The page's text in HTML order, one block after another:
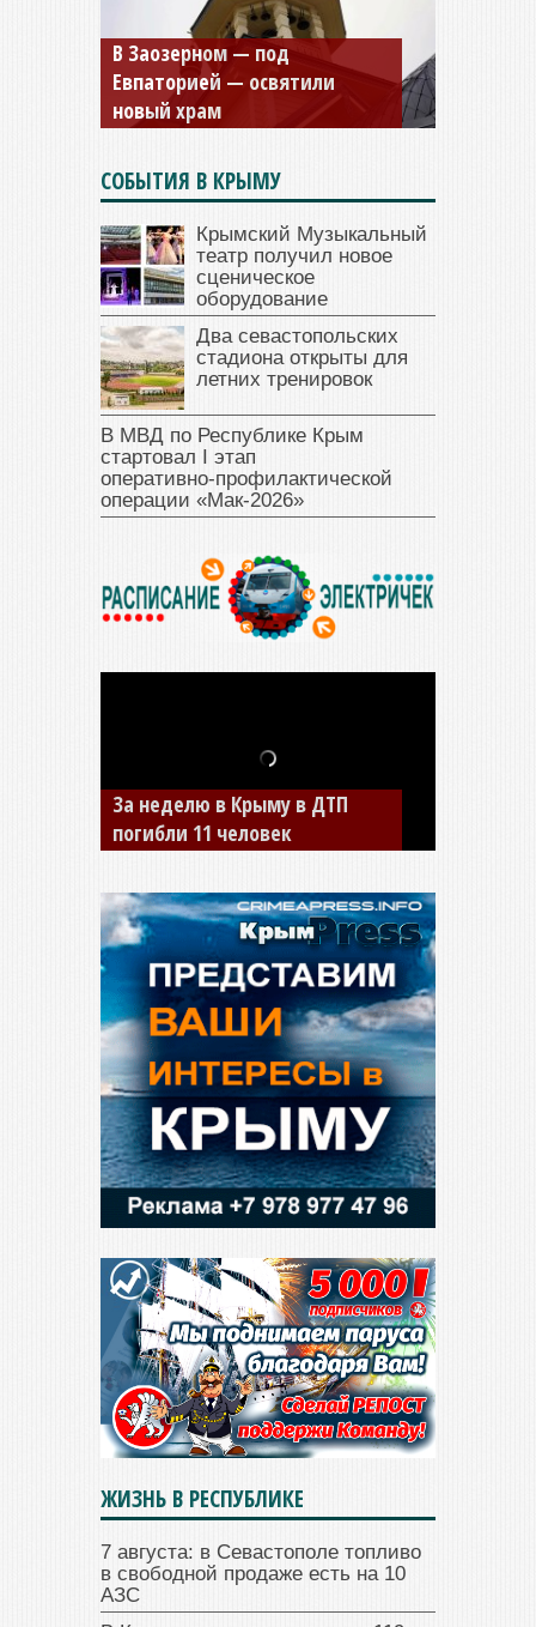
Мужской монастырь Косьмы
и Дамиана в Крыму вновь
открыт для посещения
СОБЫТИЯ В КРЫМУ
Крымский Музыкальный
театр получил новое
сценическое
оборудование
Два севастопольских
стадиона открыты для
летних тренировок
В МВД по Республике Крым
стартовал I этап
оперативно‑профилактической
операции «Мак‑2026»
В Джанкое водитель ВАЗа
сбил двух детей на «зебре»
ЖИЗНЬ В РЕСПУБЛИКЕ
7 августа: в Севастополе топливо
в свободной продаже есть на 10
АЗС